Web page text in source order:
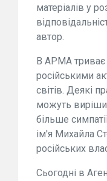
матеріалів у
автор.
В АРМА триває
російськими
світів. Деякі
можуть
більше
ім'я Михайла
російських
Сьогодні в